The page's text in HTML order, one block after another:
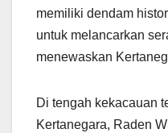
memiliki dendam
untuk melancarkan
menewaskan
Di tengah kekacauan
Kertanegara, Raden